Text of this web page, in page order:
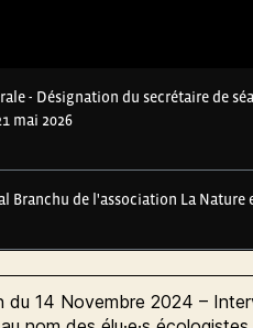
du 14 Novembre 2024 –